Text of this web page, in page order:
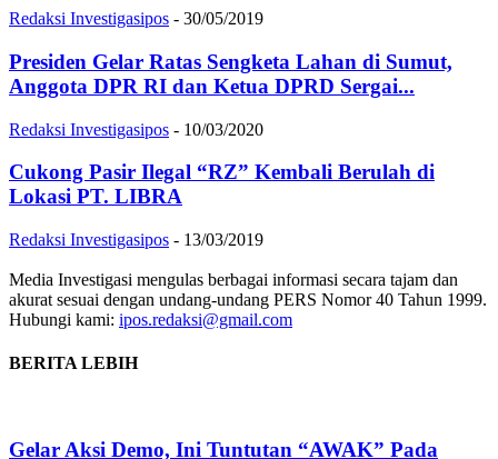
Redaksi Investigasipos - 30/05/2019
Presiden Gelar Ratas Sengketa Lahan di Sumut,
Anggota DPR RI dan Ketua DPRD Sergai...
Redaksi Investigasipos - 10/03/2020
Cukong Pasir Ilegal “RZ” Kembali Berulah di
Lokasi PT. LIBRA
Redaksi Investigasipos - 13/03/2019
Media Investigasi mengulas berbagai informasi secara tajam dan
akurat sesuai dengan undang-undang PERS Nomor 40 Tahun 1999.
Hubungi kami: ipos.redaksi@gmail.com
BERITA LEBIH
Gelar Aksi Demo, Ini Tuntutan “AWAK” Pada